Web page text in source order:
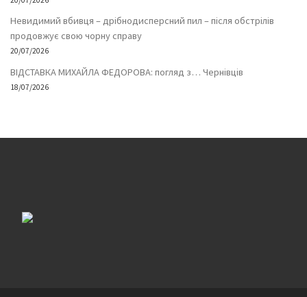
Невидимий вбивця – дрібнодисперсний пил – після обстрілів
продовжує свою чорну справу
20/07/2026
ВІДСТАВКА МИХАЙЛА ФЕДОРОВА: погляд з… Чернівців
18/07/2026